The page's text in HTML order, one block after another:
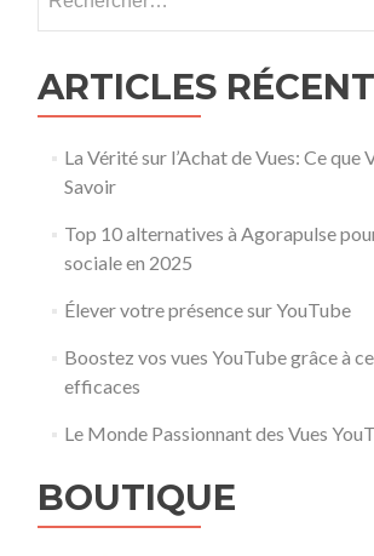
ARTICLES
La Vérité sur l’Achat de Vues: Ce que
Savoir
Top 10 alternatives à Agorapulse
sociale en 2025
Élever votre présence sur YouTube
Boostez vos vues YouTube grâce à
efficaces
Le Monde Passionnant des Vues
BOUTIQUE